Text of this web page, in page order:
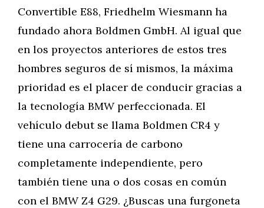
Convertible E88, Friedhelm Wiesmann ha
fundado ahora Boldmen GmbH. Al igual que
en los proyectos anteriores de estos tres
hombres seguros de sí mismos, la máxima
prioridad es el placer de conducir gracias a
la tecnología BMW perfeccionada. El
vehículo debut se llama Boldmen CR4 y
tiene una carrocería de carbono
completamente independiente, pero
también tiene una o dos cosas en común
con el BMW Z4 G29. ¿Buscas una furgoneta